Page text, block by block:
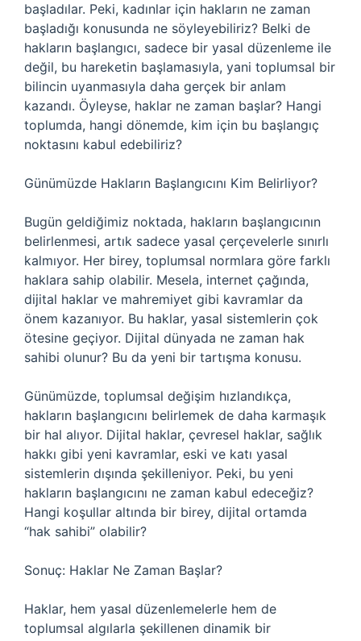
başladılar. Peki, kadınlar için hakların ne zaman
başladığı konusunda ne söyleyebiliriz? Belki de
hakların başlangıcı, sadece bir yasal düzenleme ile
değil, bu hareketin başlamasıyla, yani toplumsal bir
bilincin uyanmasıyla daha gerçek bir anlam
kazandı. Öyleyse, haklar ne zaman başlar? Hangi
toplumda, hangi dönemde, kim için bu başlangıç
noktasını kabul edebiliriz?
Günümüzde Hakların Başlangıcını Kim Belirliyor?
Bugün geldiğimiz noktada, hakların başlangıcının
belirlenmesi, artık sadece yasal çerçevelerle sınırlı
kalmıyor. Her birey, toplumsal normlara göre farklı
haklara sahip olabilir. Mesela, internet çağında,
dijital haklar ve mahremiyet gibi kavramlar da
önem kazanıyor. Bu haklar, yasal sistemlerin çok
ötesine geçiyor. Dijital dünyada ne zaman hak
sahibi olunur? Bu da yeni bir tartışma konusu.
Günümüzde, toplumsal değişim hızlandıkça,
hakların başlangıcını belirlemek de daha karmaşık
bir hal alıyor. Dijital haklar, çevresel haklar, sağlık
hakkı gibi yeni kavramlar, eski ve katı yasal
sistemlerin dışında şekilleniyor. Peki, bu yeni
hakların başlangıcını ne zaman kabul edeceğiz?
Hangi koşullar altında bir birey, dijital ortamda
“hak sahibi” olabilir?
Sonuç: Haklar Ne Zaman Başlar?
Haklar, hem yasal düzenlemelerle hem de
toplumsal algılarla şekillenen dinamik bir